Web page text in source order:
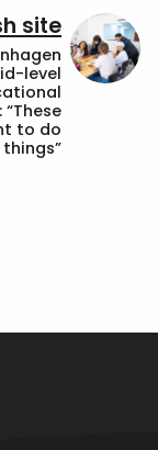
site
level
to do
things”